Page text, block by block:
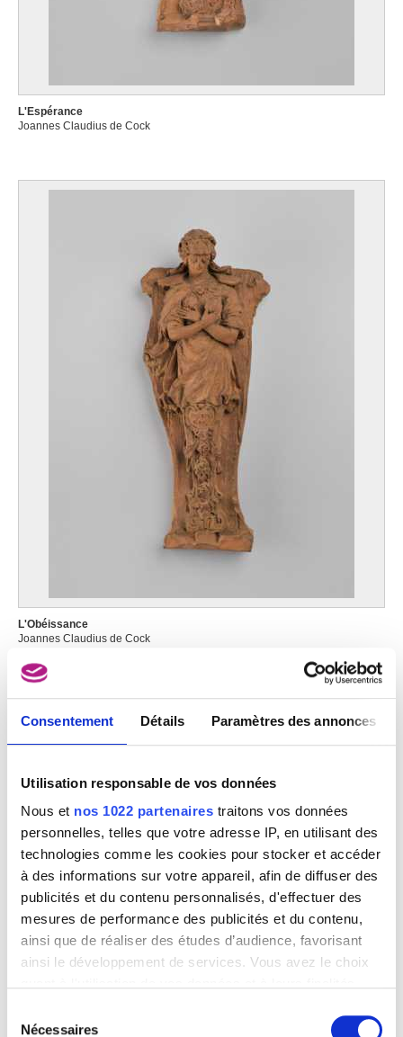
Consentement Détails Paramètres des annonces
Utilisation responsable de vos données
Nous et nos 1022 partenaires traitons vos données
personnelles, telles que votre adresse IP, en utilisant des
technologies comme les cookies pour stocker et accéder
à des informations sur votre appareil, afin de diffuser des
publicités et du contenu personnalisés, d'effectuer des
mesures de performance des publicités et du contenu,
ainsi que de réaliser des études d’audience, favorisant
ainsi le développement de services. Vous avez le choix
tout moment en consultant la Déclaration relative aux
Nécessaires
L'Espérance
Joannes Claudius de Cock
L'Obéissance
Joannes Claudius de Cock